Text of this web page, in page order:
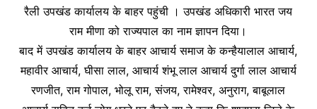
रैली उपखंड कार्यालय के बाहर पहुंची । उपखंड अधिकारी भारत जय
राम मीणा को राज्यपाल का नाम ज्ञापन दिया।
बाद में उपखंड कार्यालय के बाहर आचार्य समाज के कन्हैयालाल आचार्य,
महावीर आचार्य, घीसा लाल, आचार्य शंभू लाल आचार्य दुर्गा लाल आचार्य
रणजीत, राम गोपाल, भोलू राम, संजय, रामेश्वर, अनुराग, बाबूलाल